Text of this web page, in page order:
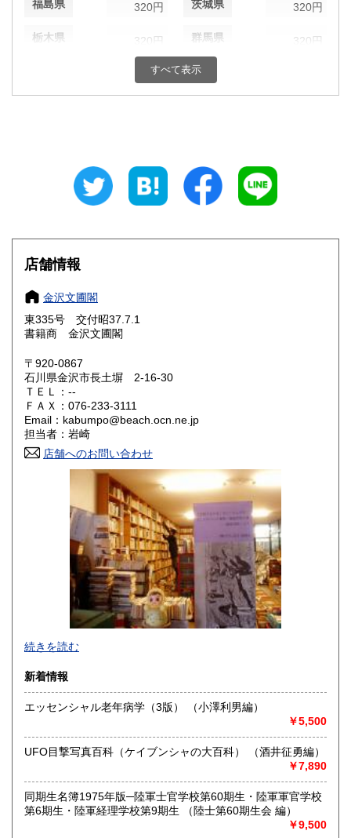
福島県 320円 茨城県 320円
栃木県 320円 群馬県 320円
320円 千葉県
320円 福井県
320円 長野県
岐阜県 320円 静岡県 320円
愛知県
滋賀県
大阪府
奈良県 320円
鳥取県 320円
岡山県 320円
320円 徳島県
320円 愛媛県
320円 福岡県
320円 長崎県
320円 大分県
宮崎県
沖縄県
すべて表示
店舗情報
金沢文圃閣
東335号 交付昭37.7.1
書籍商 金沢文圃閣
〒920-0867
石川県金沢市長土塀 2-16-30
ＴＥＬ：--
ＦＡＸ：076-233-3111
Email：kabumpo@beach.ocn.ne.jp
担当者：岩崎
店舗へのお問い合わせ
あらゆるものはないけれど思わぬものこそそこかしこ。お客
様へ……お問合せなどございましたら、住所・氏名・電話・
の場合はお応えできないこともありますのでご了承くださ
い。またお電話問合せは聞き間違いなどの要因となりますの
で、ご注文・お問合せはメール・FAX・往復ハガキなど書面
なにとぞご協力のほどをお願い申し上げます。
最寄駅：金沢駅南向・道一本・徒歩八分
営業時間：9時15分～17時ごろ(12時～13時は昼食休憩で
す。) ◎本店…五坪狭小為、営業時間内予約平日限定開店
中、あらかじめご予約、期日応相談、営業日3日前までに住
続きを読む
新着情報
エッセンシャル老年病学（3版） （小澤利男編）
￥5,500
UFO目撃写真百科（ケイブンシャの大百科） （酒井征勇編）
￥7,890
同期生名簿1975年版─陸軍士官学校第60期生・陸軍軍官学校
第6期生・陸軍経理学校第9期生 （陸士第60期生会 編）
￥9,500